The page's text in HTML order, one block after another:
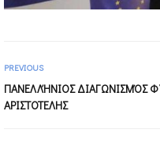
PREVIOUS
ΠΑΝΕΛΛΉΝΙΟΣ ΔΙΑΓΩΝΙΣΜΌΣ
ΑΡΙΣΤΟΤΕΛΗΣ